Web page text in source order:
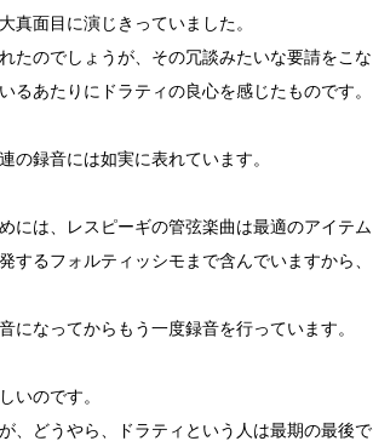
真面目に演じきっていました。
たのでしょうが、その冗談みたいな要請をこな
るあたりにドラティの良心を感じたものです。
の録音には如実に表れています。
には、レスピーギの管弦楽曲は最適のアイテム
るフォルティッシモまで含んでいますから、
になってからもう一度録音を行っています。
いのです。
、どうやら、ドラティという人は最期の最後で